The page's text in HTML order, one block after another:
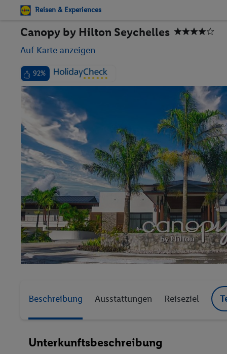
Reisen & Experiences
Canopy by Hilton Seychelles
Auf Karte anzeigen
92%
Beschreibung Ausstattungen Reiseziel
Unterkunftsbeschreibung